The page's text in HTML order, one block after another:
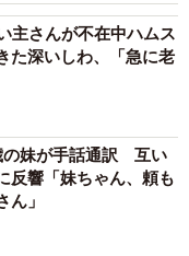
感謝の気持ちがつづ
ば失礼かもしれない
な家族だったの
主さんが不在中ハムス
深いしわ、「急に老
の妹が手話通訳 互い
反響「妹ちゃん、頼も
ん」